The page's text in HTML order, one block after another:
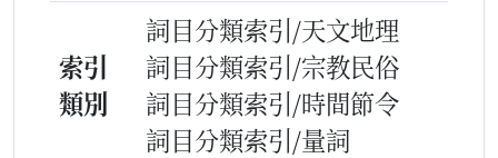
索引
類別
詞目分類索引/天文地理
詞目分類索引/宗教民俗
詞目分類索引/時間節令
詞目分類索引/量詞